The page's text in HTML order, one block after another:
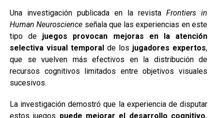
Una investigación publicada en la revista Frontiers in
Human Neuroscience señala que las experiencias en este
tipo de juegos provocan mejoras en la atención
selectiva visual temporal de los jugadores expertos,
que se vuelven más efectivos en la distribución de
recursos cognitivos limitados entre objetivos visuales
sucesivos.
La investigación demostró que la experiencia de disputar
estos juegos puede mejorar el desarrollo cognitivo,